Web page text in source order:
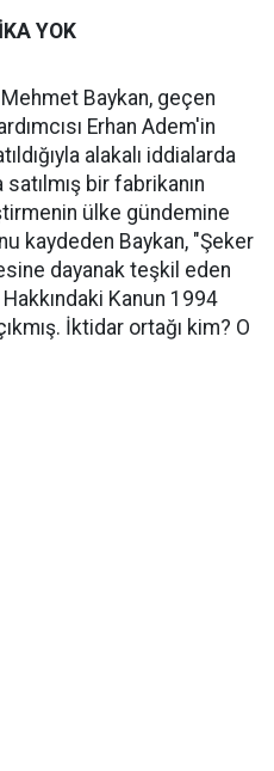
YOK
Baykan, geçen
Erhan Adem'in
alakalı iddialarda
bir fabrikanın
ülke gündemine
kaydeden Baykan, "Şeker
dayanak teşkil eden
Kanun 1994
İktidar ortağı kim? O